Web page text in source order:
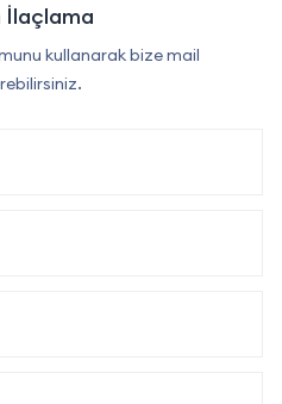
İlaçlama
kullanarak bize mail